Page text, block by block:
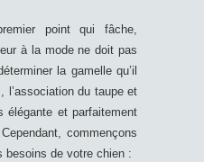
point qui fâche,
à la mode ne doit pas
la gamelle qu’il
l’association du taupe et
élégante et parfaitement
commençons
besoins de votre chien :